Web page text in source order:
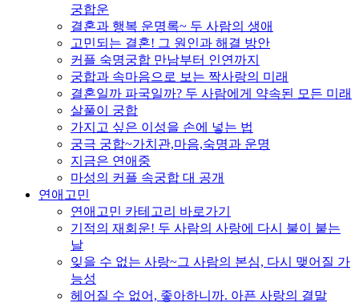
궁합운
결혼과 행복 운명록~ 두 사람의 생애
고민되는 결혼! 그 원인과 해결 방안
커플 숙명궁합 만남부터 인연까지
궁합과 속마음으로 보는 짝사랑의 미래
결혼일까 파국일까? 두 사람에게 약속된 모든 미래
살풀이 궁합
가지고 싶은 이성을 손에 넣는 법
궁극 궁합~가치관,마음,숙명과 운명
지금은 연애중
마성의 커플 속궁합 대 공개
연애고민
연애고민 카테고리 바로가기
기적의 재회운! 두 사람의 사랑에 다시 불이 붙는
날
잊을 수 없는 사랑~그 사람의 본심, 다시 맺어질 가
능성
헤어질 수 없어, 좋아하니까. 아픈 사랑의 결말